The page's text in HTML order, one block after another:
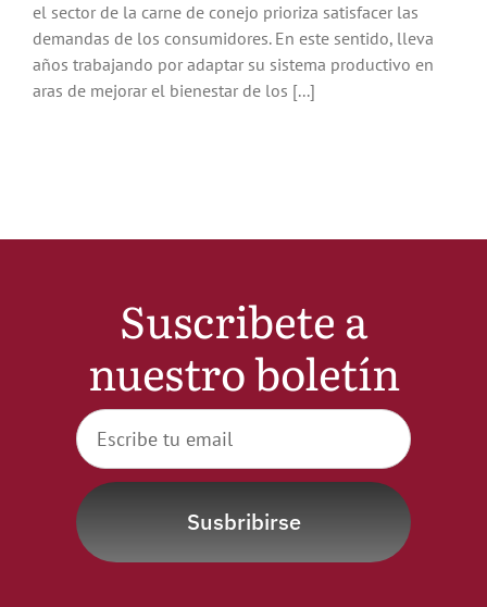
el sector de la carne de conejo prioriza satisfacer las
demandas de los consumidores. En este sentido, lleva
años trabajando por adaptar su sistema productivo en
aras de mejorar el bienestar de los [...]
Suscribete a
nuestro boletín
Susbribirse